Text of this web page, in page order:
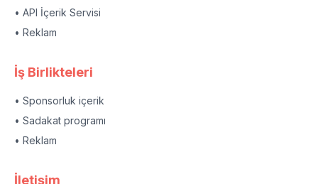
• API İçerik Servisi
• Reklam
İş Birlikteleri
• Sponsorluk içerik
• Sadakat programı
• Reklam
İletişim